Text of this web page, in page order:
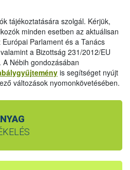
tájékoztatására szolgál. Kérjük,
minden esetben az aktuálisan
Parlament és a Tanács
a Bizottság 231/2012/EU
Nébih gondozásában
is segítséget nyújt
változások nyomonkövetésében.